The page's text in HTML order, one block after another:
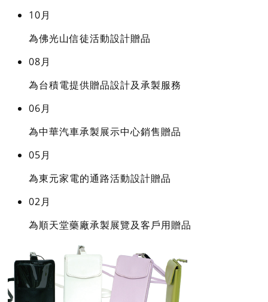
10月
為佛光山信徒活動設計贈品
08月
為台積電提供贈品設計及承製服務
06月
為中華汽車承製展示中心銷售贈品
05月
為東元家電的通路活動設計贈品
02月
為順天堂藥廠承製展覽及客戶用贈品